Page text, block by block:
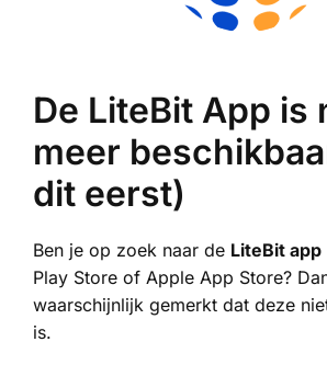
De LiteBit App is
meer
dit eerst)
Ben je op zoek naar de LiteBit app
Play Store of Apple App Store?
waarschijnlijk gemerkt dat deze
is.